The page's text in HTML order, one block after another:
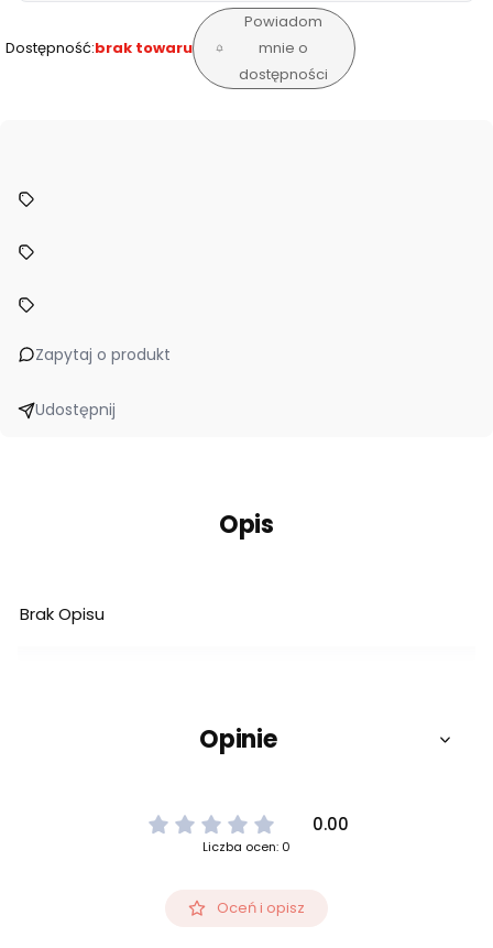
Dostępność:brak towaru
Powiadom
mnie o
dostępności
Zapytaj o produkt
Udostępnij
Opis
Brak Opisu
Opinie
0.00
Liczba ocen: 0
Oceń i opisz